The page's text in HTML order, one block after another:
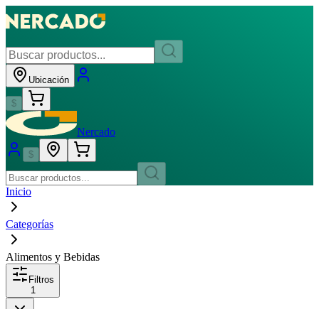
Ubicación
$
Nercado
$
Inicio
Categorías
Alimentos y Bebidas
Filtros
1